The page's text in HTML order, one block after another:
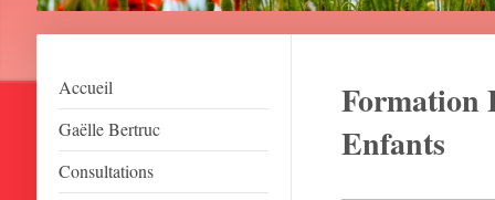
Accueil
Gaëlle Bertruc
Consultations
Formation
Enfants